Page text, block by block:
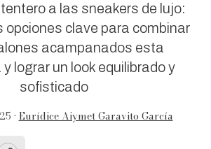
a las sneakers de lujo:
opciones clave para combinar
acampanados esta
lograr un look equilibrado y
sofisticado
• Eurídice Aiymet Garavito García